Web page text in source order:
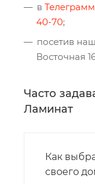
в
40-70;
посетив
Восточная
Часто
Ламинат
Как
своего